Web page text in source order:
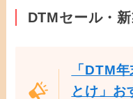
DTMセール・
「DTM
とけ」お